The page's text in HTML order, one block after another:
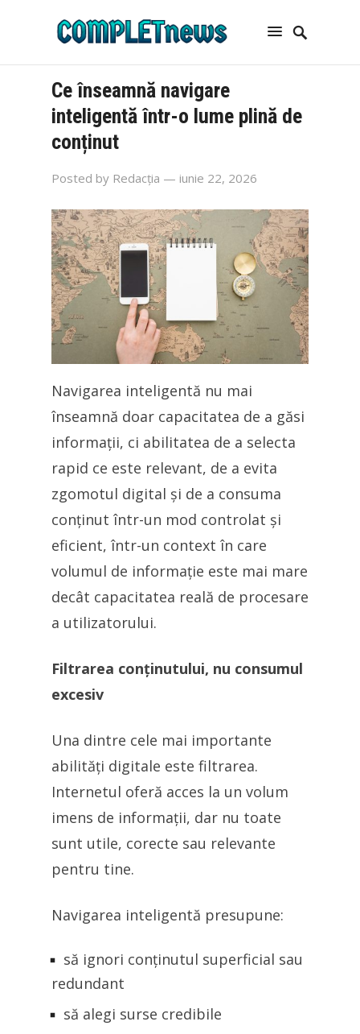
Ce înseamnă navigare
inteligentă într-o lume plină de
conținut
Posted by Redacția — iunie 22, 2026
Navigarea inteligentă nu mai
înseamnă doar capacitatea de a găsi
informații, ci abilitatea de a selecta
rapid ce este relevant, de a evita
zgomotul digital și de a consuma
conținut într-un mod controlat și
eficient, într-un context în care
volumul de informație este mai mare
decât capacitatea reală de procesare
a utilizatorului.
Filtrarea conținutului, nu consumul
excesiv
Una dintre cele mai importante
abilități digitale este filtrarea.
Internetul oferă acces la un volum
imens de informații, dar nu toate
sunt utile, corecte sau relevante
pentru tine.
Navigarea inteligentă presupune:
să ignori conținutul superficial sau
redundant
să alegi surse credibile